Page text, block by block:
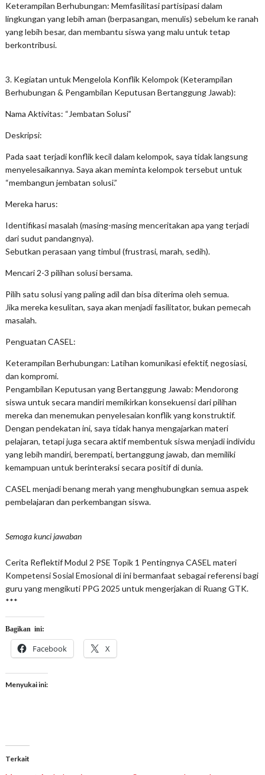
Keterampilan Berhubungan: Memfasilitasi partisipasi dalam
lingkungan yang lebih aman (berpasangan, menulis) sebelum ke ranah
yang lebih besar, dan membantu siswa yang malu untuk tetap
berkontribusi.
3. Kegiatan untuk Mengelola Konflik Kelompok (Keterampilan
Berhubungan & Pengambilan Keputusan Bertanggung Jawab):
Nama Aktivitas: “Jembatan Solusi”
Deskripsi:
Pada saat terjadi konflik kecil dalam kelompok, saya tidak langsung
menyelesaikannya. Saya akan meminta kelompok tersebut untuk
“membangun jembatan solusi.”
Mereka harus:
Identifikasi masalah (masing-masing menceritakan apa yang terjadi
dari sudut pandangnya).
Sebutkan perasaan yang timbul (frustrasi, marah, sedih).
Mencari 2-3 pilihan solusi bersama.
Pilih satu solusi yang paling adil dan bisa diterima oleh semua.
Jika mereka kesulitan, saya akan menjadi fasilitator, bukan pemecah
masalah.
Penguatan CASEL:
Keterampilan Berhubungan: Latihan komunikasi efektif, negosiasi,
dan kompromi.
Pengambilan Keputusan yang Bertanggung Jawab: Mendorong
siswa untuk secara mandiri memikirkan konsekuensi dari pilihan
mereka dan menemukan penyelesaian konflik yang konstruktif.
Dengan pendekatan ini, saya tidak hanya mengajarkan materi
pelajaran, tetapi juga secara aktif membentuk siswa menjadi individu
yang lebih mandiri, berempati, bertanggung jawab, dan memiliki
kemampuan untuk berinteraksi secara positif di dunia.
CASEL menjadi benang merah yang menghubungkan semua aspek
pembelajaran dan perkembangan siswa.
Semoga kunci jawaban
Cerita Reflektif Modul 2 PSE Topik 1 Pentingnya CASEL materi
Kompetensi Sosial Emosional di ini bermanfaat sebagai referensi bagi
guru yang mengikuti PPG 2025 untuk mengerjakan di Ruang GTK.
***
Bagikan ini:
Facebook X
Menyukai ini:
Terkait